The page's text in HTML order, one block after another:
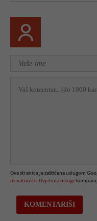
Ova stranica je zaštićena uslugom
privatnosti i Uvjetima usluge